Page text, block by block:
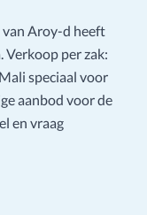
van Aroy-d heeft
Verkoop per zak:
speciaal voor
aanbod voor de
en vraag